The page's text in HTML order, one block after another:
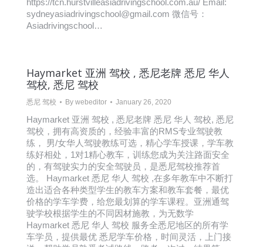
https://tcn.hurstvilleasiadrivingschool.com.au/ Email:
sydneyasiadrivingschool@gmail.com 微信号：
Asiadrivingschool…
Haymarket 亚洲 驾校 , 悉尼老牌 悉尼 华人
驾校, 悉尼 驾校
悉尼 驾校 By webeditor January 26, 2020
Haymarket 亚洲 驾校 , 悉尼老牌 悉尼 华人 驾校, 悉尼
驾校，拥有高资质的，经验丰富的RMS专业驾驶教
练， 男/女华人驾驶教练可选，精心学车授课，学车教
练好相处，1对1精心教车，训练您成为关注路面安全
的，有驾驶实力的安全驾驶员，是悉尼驾校推荐首
选。 Haymarket 悉尼 华人 驾校 ,在多年教车中不断打
造出适合各种类型学生的教车方案和教车套餐，最优
价格的学车学费，给您最划算的学车课程。亚洲通驾
驶学校根据学生的不同因材施教，为无数学
Haymarket 悉尼 华人 驾校 服务全悉尼地区的所有学
车学员，提供最优 悉尼学车价格，时间灵活，上门接